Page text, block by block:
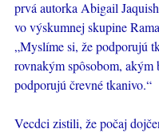
prvá autorka Abigail
vo výskumnej skupine
„Myslíme si, že podporujú
rovnakým spôsobom, akým
podporujú črevné tkanivo.“
Vecdci zistili, že počaj